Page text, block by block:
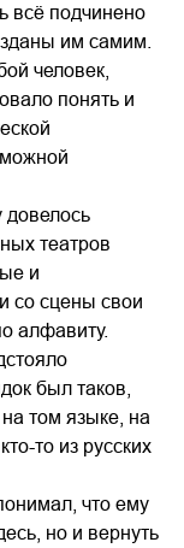
всё подчинено
им самим.
человек,
понять и
довелось
театров
и
со сцены свои
алфавиту.
был таков,
том языке, на
то из русских
что ему
но и вернуть